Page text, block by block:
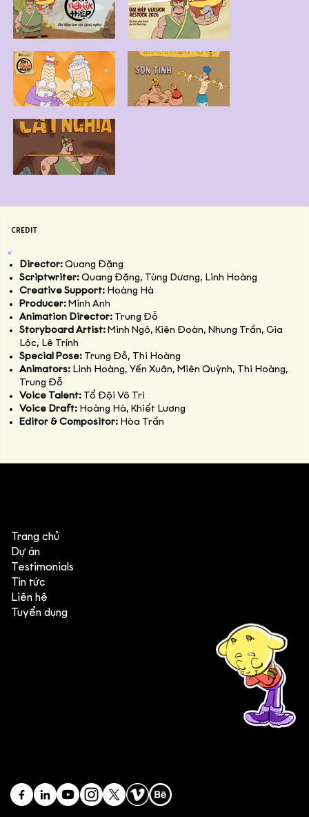
CREDIT
Director: Quang Đặng
Scriptwriter: Quang Đặng, Tùng Dương, Linh Hoàng
Creative Support: Hoàng Hà
Producer: Minh Anh
Animation Director: Trung Đỗ
Storyboard Artist: Minh Ngô, Kiên Đoàn, Nhung Trần, Gia
Lộc, Lê Trịnh
Special Pose: Trung Đỗ, Thi Hoàng
Animators: Linh Hoàng, Yến Xuân, Miên Quỳnh, Thi Hoàng,
Trung Đỗ
Voice Talent: Tổ Đội Vô Tri
Voice Draft: Hoàng Hà, Khiết Lương
Editor & Compositor: Hòa Trần
Head office: Central Point Bld., No. 219 Trung Kinh Str.,
Branch office: SGR Bld., No. 167 -169 Dien Bien Phu Str.,
Trang chủ
Dự án
Testimonials
Tin tức
Liên hệ
Tuyển dụng